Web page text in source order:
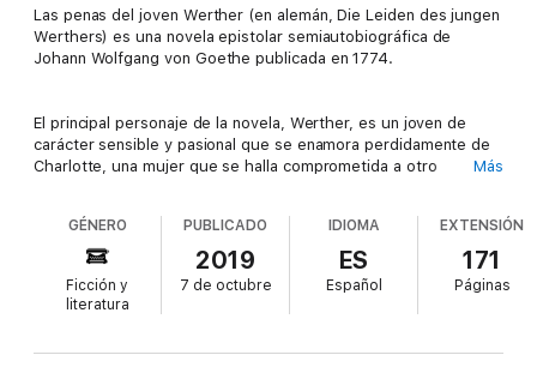
Las penas del joven Werther (en alemán, Die Leiden des jungen
Werthers) es una novela epistolar semiautobiográfica de
Johann Wolfgang von Goethe publicada en 1774.
El principal personaje de la novela, Werther, es un joven de
carácter sensible y pasional que se enamora perdidamente de
Charlotte, una mujer que se halla comprometida a otro
Charlotte, quien no lo ama, y a pesar del intenso dolor que le
causa el amor no correspondido, Werther desarrolla una
amistad íntima con ella. La escena principal muestra
fundamentalmente la traducción alemana de Goethe de una
porción del ciclo de poemas Ossian que, aunque originalmente
Más
GÉNERO
Ficción y
literatura
PUBLICADO
2019
7 de octubre
IDIOMA
ES
Español
EXTENSIÓN
171
Páginas